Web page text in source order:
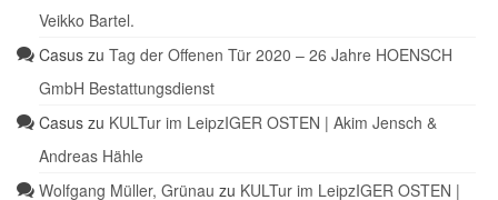
Veikko Bartel.
Casus zu Tag der Offenen Tür 2020 – 26 Jahre HOENSCH
GmbH Bestattungsdienst
Casus zu KULTur im LeipzIGER OSTEN | Akim Jensch &
Andreas Hähle
Wolfgang Müller, Grünau zu KULTur im LeipzIGER OSTEN |